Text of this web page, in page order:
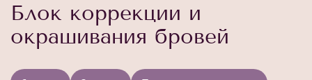
Блок коррекции и
окрашивания бровей